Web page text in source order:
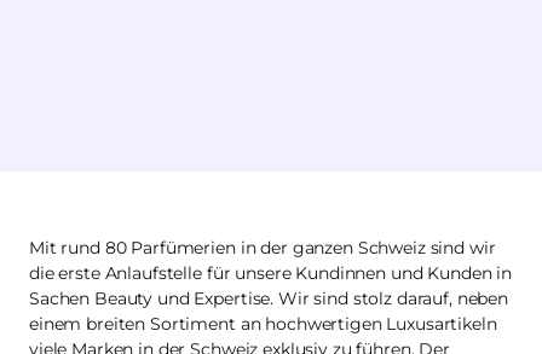
Mit rund 80 Parfümerien in der ganzen Schweiz sind wir
die erste Anlaufstelle für unsere Kundinnen und Kunden in
Sachen Beauty und Expertise. Wir sind stolz darauf, neben
einem breiten Sortiment an hochwertigen Luxusartikeln
viele Marken in der Schweiz exklusiv zu führen. Der